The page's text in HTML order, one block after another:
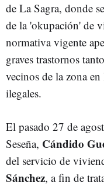
de La Sagra, donde
de la 'okupación' de
normativa vigente
graves trastornos
vecinos de la zona
ilegales.
El pasado 27 de
Seseña, Cándido
del servicio de
Sánchez, a fin de